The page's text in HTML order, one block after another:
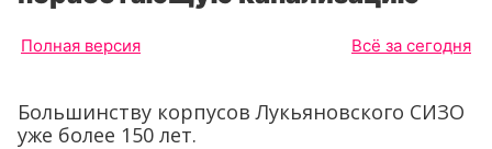
Полная версия Всё за сегодня
Большинству корпусов Лукьяновского СИЗО
уже более 150 лет.